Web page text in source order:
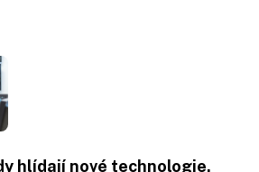
hlídají nové technologie.